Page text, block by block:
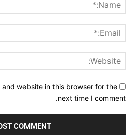
and website in this browser for the
next time I comment.